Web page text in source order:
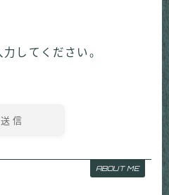
してください。
ABOUT ME